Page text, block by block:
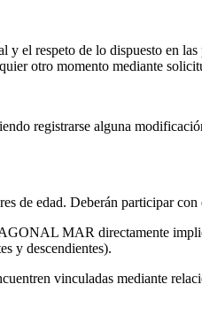
el respeto de lo dispuesto en
otro momento mediante
registrarse alguna
de edad. Deberán participar
MAR directamente
y descendientes).
vinculadas